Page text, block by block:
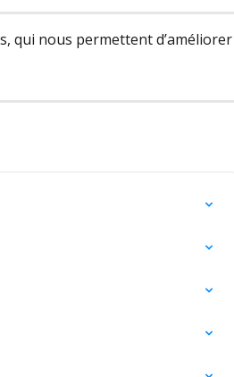
qui nous permettent d’améliorer